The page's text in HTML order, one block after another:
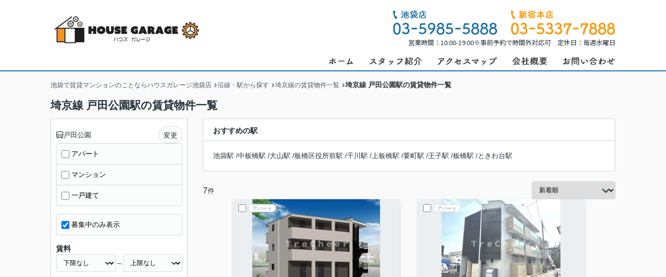
営業時間：10:00-19:00※事前予約で時間外対応可 定休日：毎週水曜日
池袋で賃貸マンションのことならハウスガレージ池袋店 沿線・駅から探す 埼京線の賃貸物件一覧 埼京線 戸田公園駅の賃貸物件一覧
埼京線 戸田公園駅の賃貸物件一覧
おすすめの駅
池袋駅 /中板橋駅 /大山駅 /板橋区役所前駅 /千川駅 / 上板橋駅 /要町駅 /王子駅 /板橋駅 /ときわ台駅
7件
アパート アパート
戸田公園 変更
アパート
マンション
一戸建て
募集中のみ表示
賃料
～